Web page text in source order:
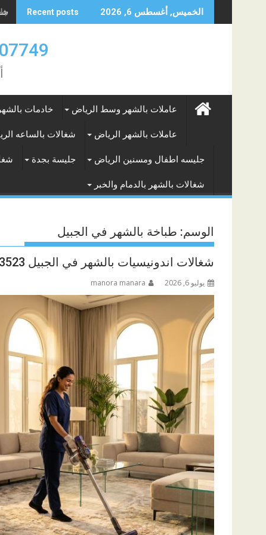
to
الخميس, أغسطس 6, 2026 Recent posts
0583707749-
عاملات بالشهر وسط الرياض خادمات
عاملات بالشهر الرياض شغالات بالساعه
جليسه اطفال ومسنين الرياض جليسة بجدة
شغالات بالشهر بالدمام والخبر
الوسم: طباخة بالشهر في الجبيل
شغالات اندونيسيات بالشهر في الجبيل 0583873523
يوليو 6, 2026 manora manara